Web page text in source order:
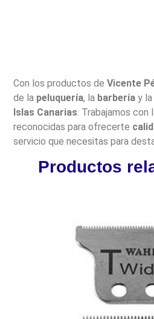
Con los productos deVicente
de la peluquería, la barbería y
Islas Canarias. Trabajamos con
reconocidas para ofrecerte
servicio que necesitas para
Productos